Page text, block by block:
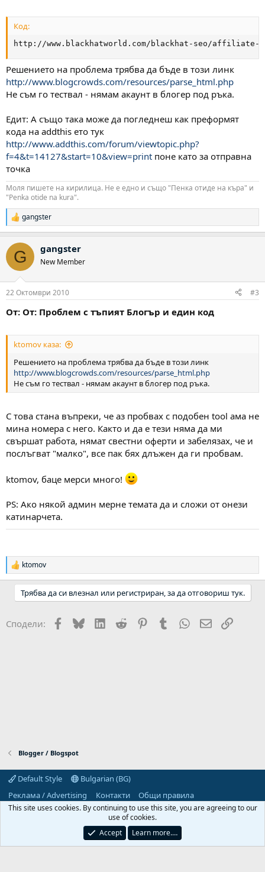
Код:
http://www.blackhatworld.com/blackhat-seo/affiliate-
Решението на проблема трябва да бъде в този линк
http://www.blogcrowds.com/resources/parse_html.php
Не съм го тествал - нямам акаунт в блогер под ръка.
Едит: А също така може да погледнеш как преформят
кода на addthis ето тук
http://www.addthis.com/forum/viewtopic.php?
f=4&t=14127&start=10&view=print поне като за отправна
точка
Моля пишете на кирилица. Не е едно и също "Пенка отиде на къра" и
"Penka otide na kura".
Р
е
к
ц
и
gangster
G gangster
New Member
22 Октомври 2010 #3
От: От: Проблем с тъпият Блогър и един код
ktomov каза:
Решението на проблема трябва да бъде в този линк
http://www.blogcrowds.com/resources/parse_html.php
Не съм го тествал - нямам акаунт в блогер под ръка.
С това стана въпреки, че аз пробвах с подобен tool ама не
мина номера с него. Както и да е тези няма да ми
свършат работа, нямат свестни оферти и забелязах, че и
послъгват "малко", все пак бях длъжен да ги пробвам.
ktomov, баце мерси много!
PS: Ако някой админ мерне темата да и сложи от онези
катинарчета.
Р
е
и
ktomov
Трябва да си влезнал или регистриран, за да отговориш тук.
Сподели: Facebook
BlueskyLinkedIn
Reddit PinterestTumblr WhatsApp
EmailLink
Blogger / Blogspot
Default Style
Bulgarian (BG)
Реклама / Advertising
Контакти
Общи правила
Декларация за поверителност
Помощ Начало
R
S
Predpriemach.com © 2006-2026. Hosting by:
This site uses cookies. By continuing to use this site, you are agreeing to our
use of cookies.
Accept
Learn more.…